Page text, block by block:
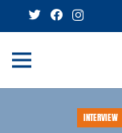
INTERVIEW